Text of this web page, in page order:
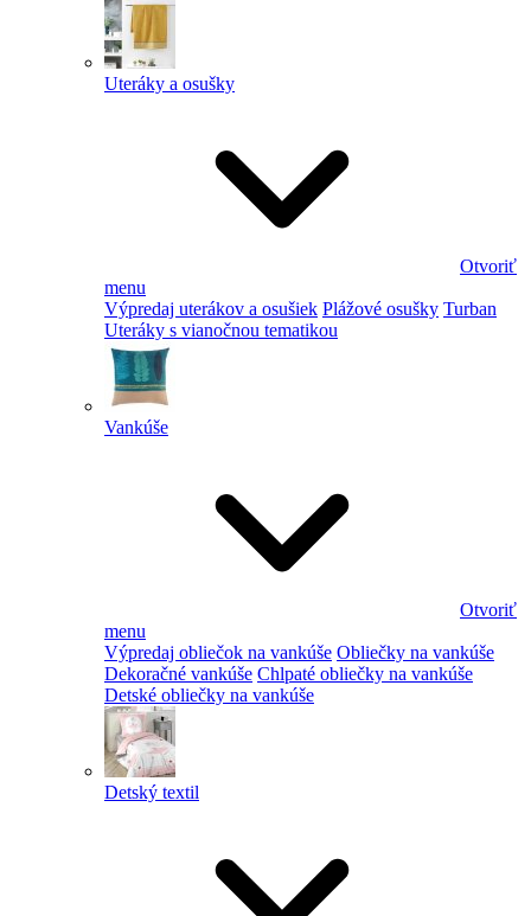
Uteráky a osušky
Otvoriť
menu
Výpredaj uterákov a osušiek Plážové osušky Turban
Uteráky s vianočnou tematikou
Vankúše
Otvoriť
menu
Výpredaj obliečok na vankúše Obliečky na vankúše
Dekoračné vankúše Chlpaté obliečky na vankúše
Detské obliečky na vankúše
Detský textil